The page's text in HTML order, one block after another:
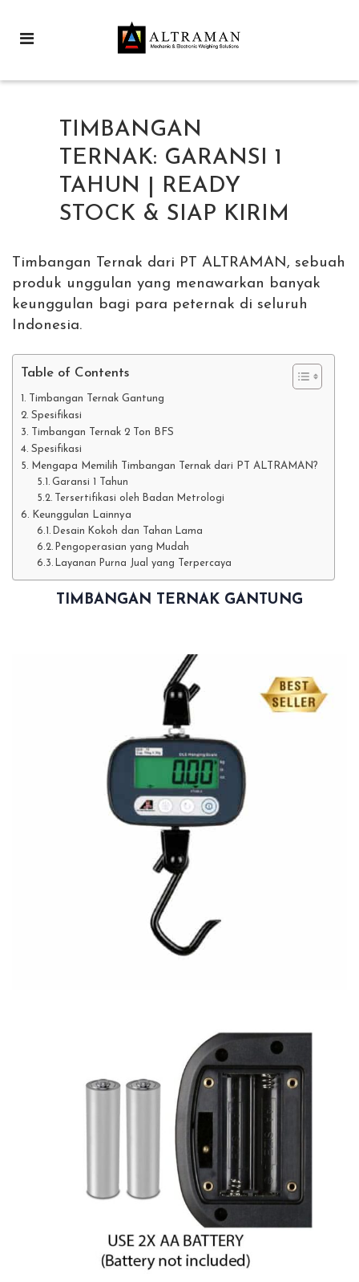
TIMBANGAN
TERNAK: GARANSI 1
TAHUN | READY
STOCK & SIAP KIRIM
Timbangan Ternak dari PT ALTRAMAN, sebuah
produk unggulan yang menawarkan banyak
keunggulan bagi para peternak di seluruh
Indonesia.
Table of Contents
Timbangan Ternak Gantung
Spesifikasi
Timbangan Ternak 2 Ton BFS
Spesifikasi
Mengapa Memilih Timbangan Ternak dari PT ALTRAMAN?
Garansi 1 Tahun
Tersertifikasi oleh Badan Metrologi
Keunggulan Lainnya
Desain Kokoh dan Tahan Lama
Pengoperasian yang Mudah
Layanan Purna Jual yang Terpercaya
TIMBANGAN TERNAK GANTUNG